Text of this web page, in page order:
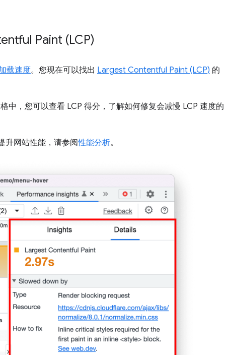
Paint (LCP)
载速度。您现在可以找出 Largest Contentful Paint (LCP) 的
中，您可以查看 LCP 得分，了解如何修复会减慢 LCP 速度的
升网站性能，请参阅性能分析。